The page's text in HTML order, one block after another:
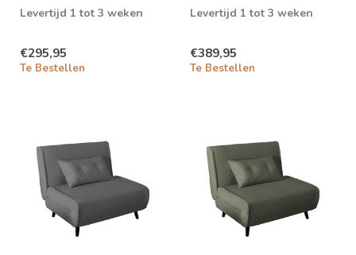
Levertijd 1 tot 3 weken
€295,95
Te Bestellen
Levertijd 1 tot 3 weken
€389,95
Te Bestellen